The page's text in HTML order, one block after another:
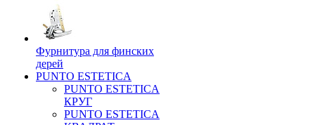
Фурнитура для финских
дерей
PUNTO ESTETICA
PUNTO ESTETICA
КРУГ
PUNTO ESTETICA